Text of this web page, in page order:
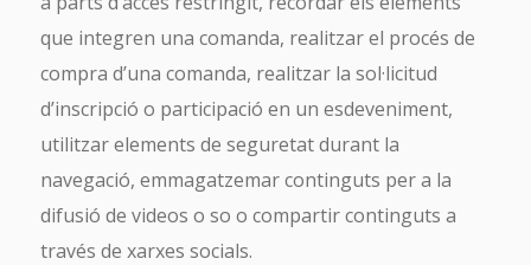
SUSCRÍBETE A TURISME CV
MAGAZINE
Tu email *
que integren una comanda, realitzar el procés de
compra d’una comanda, realitzar la sol·licitud
d’inscripció o participació en un esdeveniment,
utilitzar elements de seguretat durant la
navegació, emmagatzemar continguts per a la
difusió de videos o so o compartir continguts a
través de xarxes socials.